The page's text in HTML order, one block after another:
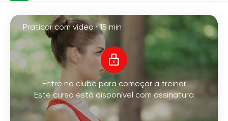
Praticar com vídeo ·15 min
Entre no clube para começar a treinar
Este curso está disponível com assinatura